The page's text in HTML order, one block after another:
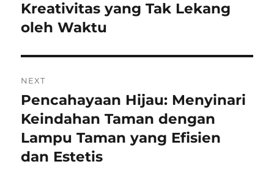
post:
Kreativitas yang Tak Lekang
oleh Waktu
NEXT
Next
post:
Pencahayaan Hijau: Menyinari
Keindahan Taman dengan
Lampu Taman yang Efisien
dan Estetis